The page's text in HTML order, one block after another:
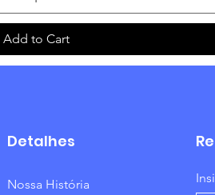
Add to Cart
Detalhes
Nossa História